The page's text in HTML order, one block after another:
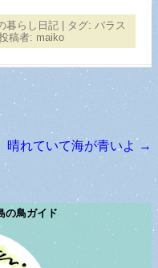
暮らし日記 | タグ: バラス
稿者: maiko
晴れていて海が青いよ →
の鳥ガイド